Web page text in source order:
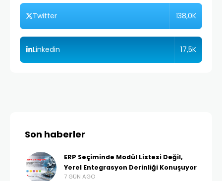
Twitter 138,0K
Linkedin 17,5K
Son haberler
ERP Seçiminde Modül Listesi Değil,
Yerel Entegrasyon Derinliği Konuşuyor
7 GÜN AGO